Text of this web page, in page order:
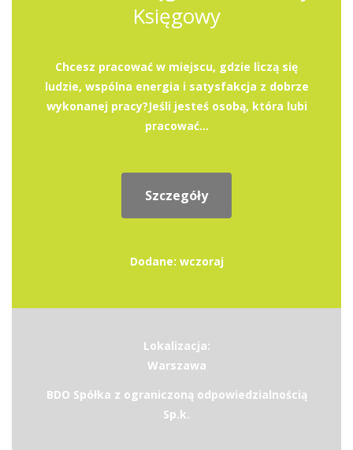
Księgowy
Chcesz pracować w miejscu, gdzie liczą się
ludzie, wspólna energia i satysfakcja z dobrze
wykonanej pracy?Jeśli jesteś osobą, która lubi
pracować...
Szczegóły
Dodane: wczoraj
Lokalizacja:
Warszawa
BDO Spółka z ograniczoną odpowiedzialnością
Sp.k.